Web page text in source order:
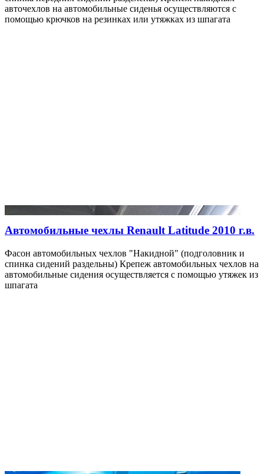
авточехлов на автомобильные сиденья осуществляются с
помощью крючков на резинках или утяжках из шпагата
Автомобильные чехлы Renault Latitude 2010 г.в.
Фасон автомобильных чехлов "Накидной" (подголовник и
спинка сидений раздельны) Крепеж автомобильных чехлов на
автомобильные сидения осуществляется с помощью утяжек из
шпагата